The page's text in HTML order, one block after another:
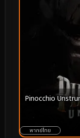
Pinocchio
พากย์ไทย